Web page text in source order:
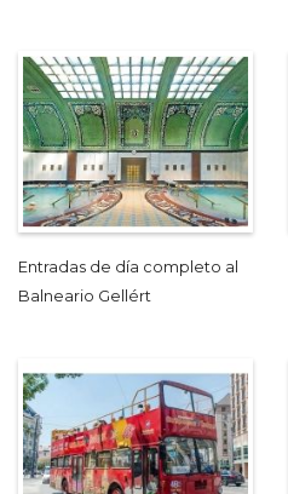
Entradas de día completo al
Balneario Gellért